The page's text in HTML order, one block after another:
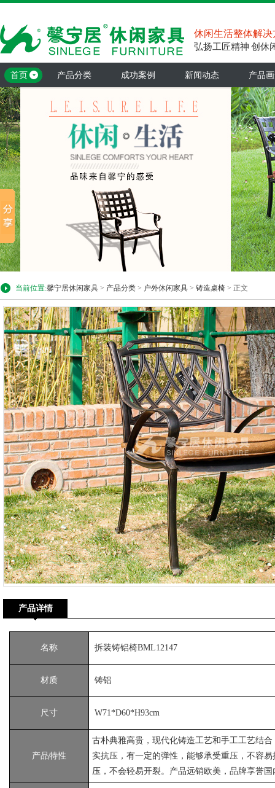
休闲生活整体解决
弘扬工匠精神 创休
首页 产品分类 成功案例 新闻动态 产品
当前位置:馨宁居休闲家具 > 产品分类 > 户外休闲家具 > 铸造桌椅 > 正文
产品详情
名称 拆装铸铝椅BML12147
材质 铸铝
尺寸 W71*D60*H93cm
产品特性
古朴典雅高贵，现代化铸造工艺和手工工艺结合
实抗压，有一定的弹性，能够承受重压，不容
压，不会轻易开裂。产品远销欧美，品牌享誉国